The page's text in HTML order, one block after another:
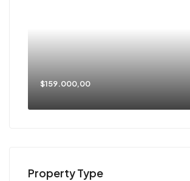
$159.000,00
Property Type